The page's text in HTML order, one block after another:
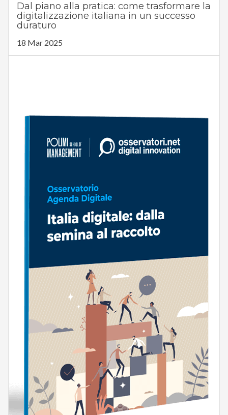
Dal piano alla pratica: come trasformare la
digitalizzazione italiana in un successo
duraturo
18 Mar 2025